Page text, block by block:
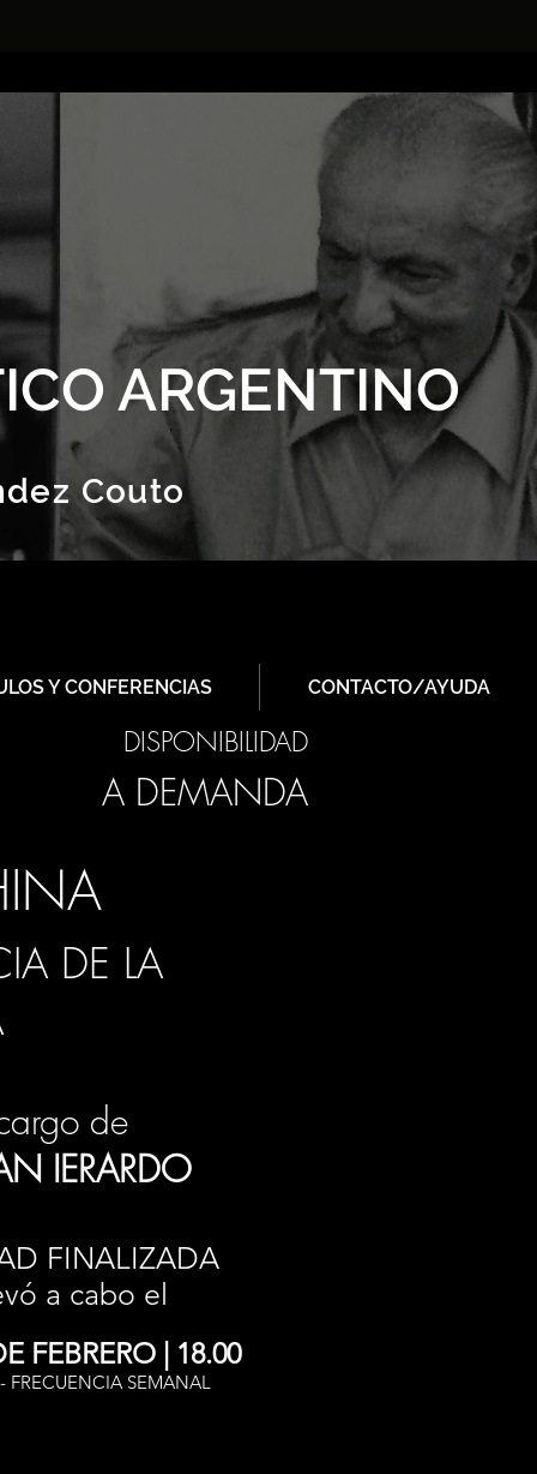
ARGENTINO
Couto
Y CONFERENCIAS CONTACTO/AYUDA
DISPONIBILIDAD
A DEMANDA
DE LA
de
IERARDO
FINALIZADA
a cabo el
FEBRERO | 18.00
FRECUENCIA SEMANAL